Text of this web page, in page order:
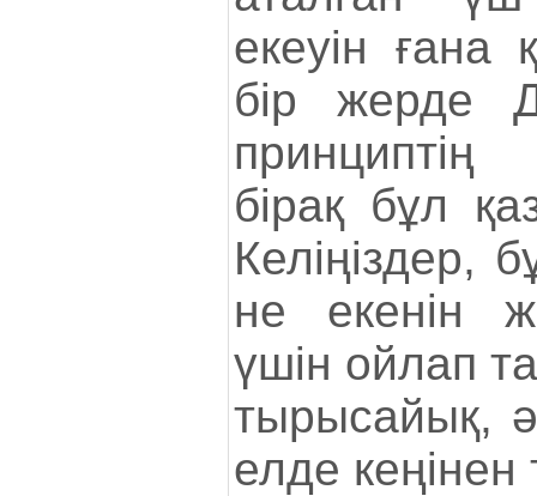
екеуін ғана
бір жерде
принциптің
бірақ бұл
Келіңіздер,
не екенін
үшін ойлап
тырысайық,
елде кеңінен